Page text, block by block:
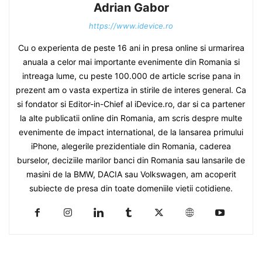
Adrian Gabor
https://www.idevice.ro
Cu o experienta de peste 16 ani in presa online si urmarirea
anuala a celor mai importante evenimente din Romania si
intreaga lume, cu peste 100.000 de article scrise pana in
prezent am o vasta expertiza in stirile de interes general. Ca
si fondator si Editor-in-Chief al iDevice.ro, dar si ca partener
la alte publicatii online din Romania, am scris despre multe
evenimente de impact international, de la lansarea primului
iPhone, alegerile prezidentiale din Romania, caderea
burselor, deciziile marilor banci din Romania sau lansarile de
masini de la BMW, DACIA sau Volkswagen, am acoperit
subiecte de presa din toate domeniile vietii cotidiene.